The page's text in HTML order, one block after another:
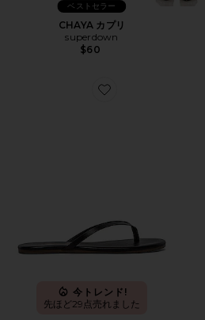
ベストセラー
CHAYA カプリ
superdown
$60
Favorite ビーチサンダル
今トレンド!
先ほど29点売れました